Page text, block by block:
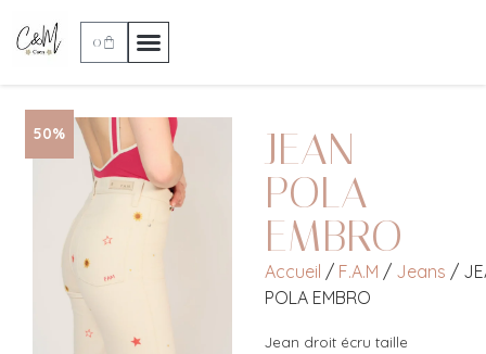
0
50%
JEAN
POLA
EMBRO
Accueil / F.A.M / Jeans /
POLA EMBRO
Jean droit écru taille